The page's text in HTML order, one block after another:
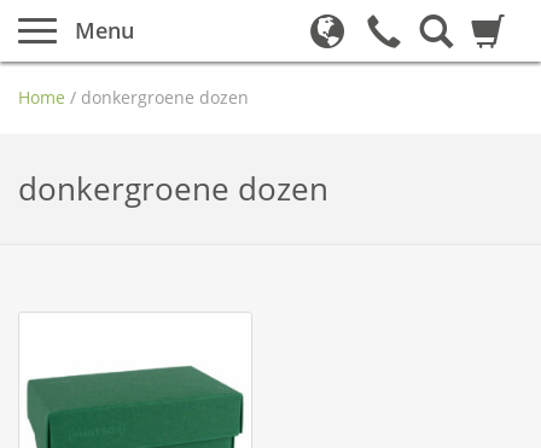
Menu
Home / donkergroene dozen
donkergroene dozen